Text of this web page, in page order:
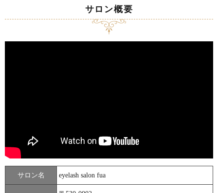
サロン概要
サロン名 eyelash salon fua